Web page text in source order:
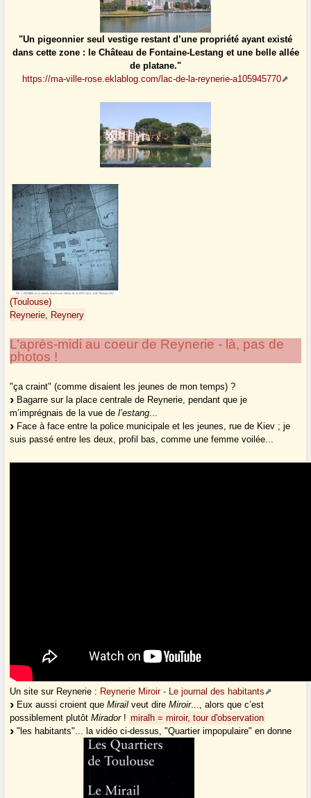
"Un pigeonnier seul vestige restant d’une propriété ayant existé
dans cette zone : le Château de Fontaine-Lestang et une belle allée
de platane."
https://ma-ville-rose.eklablog.com/lac-de-la-reynerie-a105945770
(Toulouse)
Reynerie, Reynery
L’après-midi au coeur de Reynerie - là, pas de
photos !
"ça craint" (comme disaient les jeunes de mon temps) ?
Bagarre sur la place centrale de Reynerie, pendant que je
m’imprégnais de la vue del’estang...
Face à face entre la police municipale et les jeunes, rue de Kiev ; je
suis passé entre les deux, profil bas, comme une femme voilée...
Un site sur Reynerie : Reynerie Miroir - Le journal des habitants
Eux aussi croient queMirail veut direMiroir..., alors que c’est
possiblement plutôtMirador! miralh = miroir, tour d'observation
"les habitants"... la vidéo ci-dessus, "Quartier impopulaire" en donne